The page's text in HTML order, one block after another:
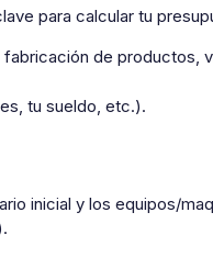
para calcular tu
de productos,
tu sueldo, etc.).
inicial y los equipos/